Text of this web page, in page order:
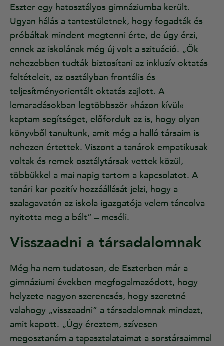
Eszter egy hatosztályos gimnáziumba került.
Ugyan hálás a tantestületnek, hogy fogadták és
próbáltak mindent megtenni érte, de úgy érzi,
ennek az iskolának még új volt a szituáció. „Ők
nehezebben tudták biztosítani az inkluzív oktatás
feltételeit, az osztályban frontális és
teljesítményorientált oktatás zajlott. A
lemaradásokban legtöbbször »házon kívül«
kaptam segítséget, előfordult az is, hogy olyan
könyvből tanultunk, amit még a halló társaim is
nehezen értettek. Viszont a tanárok empatikusak
voltak és remek osztálytársak vettek közül,
többükkel a mai napig tartom a kapcsolatot. A
tanári kar pozitív hozzáállását jelzi, hogy a
szalagavatón az iskola igazgatója velem táncolva
nyitotta meg a bált” – meséli.
Visszaadni a társadalomnak
Még ha nem tudatosan, de Eszterben már a
gimnáziumi években megfogalmazódott, hogy
helyzete nagyon szerencsés, hogy szeretné
valahogy „visszaadni” a társadalomnak mindazt,
amit kapott. „Úgy éreztem, szívesen
megosztanám a tapasztalataimat a sorstársaimmal